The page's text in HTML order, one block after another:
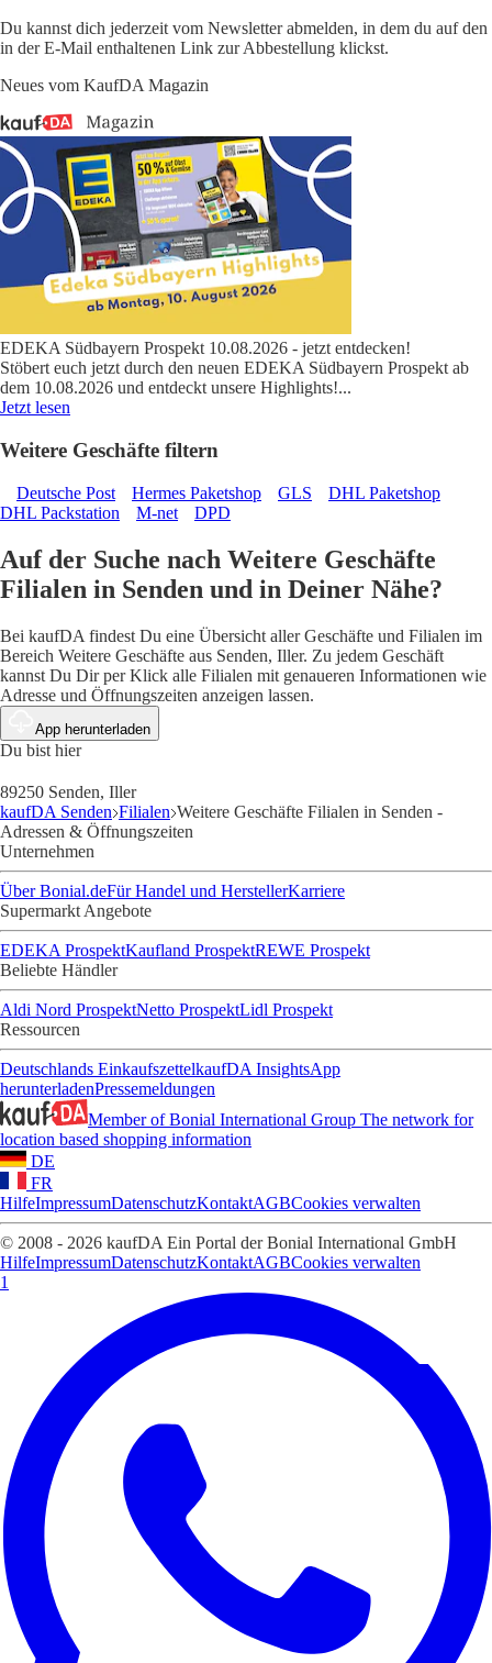
Du kannst dich jederzeit vom Newsletter abmelden, in dem du auf den
in der E-Mail enthaltenen Link zur Abbestellung klickst.
Neues vom KaufDA Magazin
EDEKA Südbayern Prospekt 10.08.2026 - jetzt entdecken!
Stöbert euch jetzt durch den neuen EDEKA Südbayern Prospekt ab
dem 10.08.2026 und entdeckt unsere Highlights!...
Jetzt lesen
Weitere Geschäfte filtern
Deutsche Post Hermes Paketshop GLS
DHL Paketshop
DHL Packstation
M-net DPD
Auf der Suche nach Weitere Geschäfte
Filialen in Senden und in Deiner Nähe?
Bei kaufDA findest Du eine Übersicht aller Geschäfte und Filialen im
Bereich Weitere Geschäfte aus Senden, Iller. Zu jedem Geschäft
kannst Du Dir per Klick alle Filialen mit genaueren Informationen wie
Adresse und Öffnungszeiten anzeigen lassen.
App herunterladen
Du bist hier
89250 Senden, Iller
kaufDA Senden Filialen Weitere Geschäfte Filialen in Senden -
Adressen & Öffnungszeiten
Unternehmen
Über Bonial.deFür Handel und HerstellerKarriere
Supermarkt Angebote
EDEKA ProspektKaufland ProspektREWE Prospekt
Beliebte Händler
Aldi Nord ProspektNetto ProspektLidl Prospekt
Ressourcen
Deutschlands EinkaufszettelkaufDA InsightsApp
herunterladenPressemeldungen
Member of Bonial International Group The network for
location based shopping information
DE
FR
HilfeImpressumDatenschutzKontaktAGBCookies verwalten
© 2008 - 2026 kaufDA Ein Portal der Bonial International GmbH
HilfeImpressumDatenschutzKontaktAGBCookies verwalten
1